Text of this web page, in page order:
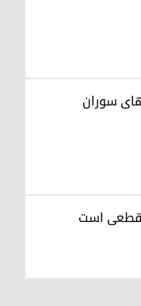
سوران
قطعی است